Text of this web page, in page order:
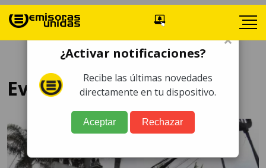
Evangelización
×
¿Activar notificaciones?
Recibe las últimas novedades
directamente en tu dispositivo.
Aceptar Rechazar